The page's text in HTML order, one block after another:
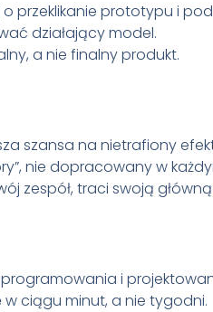
przeklikanie prototypu i
działający model.
a nie finalny produkt.
szansa na nietrafiony
nie dopracowany w
zespół, traci swoją
i
w ciągu minut, a nie tygodni.